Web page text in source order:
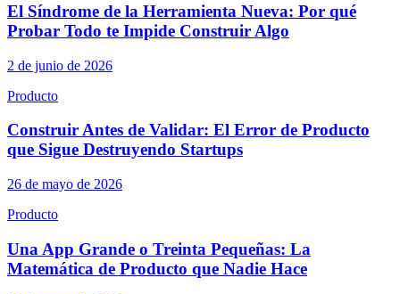
El Síndrome de la Herramienta Nueva: Por qué
Probar Todo te Impide Construir Algo
2 de junio de 2026
Producto
Construir Antes de Validar: El Error de Producto
que Sigue Destruyendo Startups
26 de mayo de 2026
Producto
Una App Grande o Treinta Pequeñas: La
Matemática de Producto que Nadie Hace